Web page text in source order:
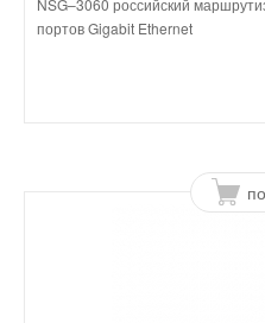
NSG–3060 российский
портов Gigabit Ethernet